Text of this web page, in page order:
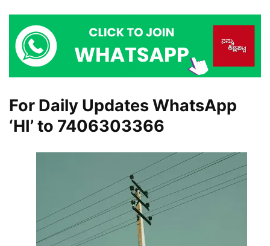
For Daily Updates WhatsApp
‘HI’ to 7406303366